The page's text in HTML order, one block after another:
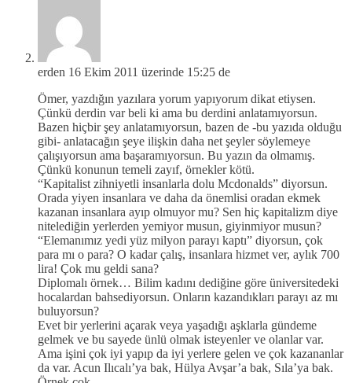
erden 16 Ekim 2011 üzerinde 15:25 de
Ömer, yazdığın yazılara yorum yapıyorum dikat etiysen.
Çünkü derdin var beli ki ama bu derdini anlatamıyorsun.
Bazen hiçbir şey anlatamıyorsun, bazen de -bu yazıda olduğu
gibi- anlatacağın şeye ilişkin daha net şeyler söylemeye
çalışıyorsun ama başaramıyorsun. Bu yazın da olmamış.
Çünkü konunun temeli zayıf, örnekler kötü.
“Kapitalist zihniyetli insanlarla dolu Mcdonalds” diyorsun.
Orada yiyen insanlara ve daha da önemlisi oradan ekmek
kazanan insanlara ayıp olmuyor mu? Sen hiç kapitalizm diye
nitelediğin yerlerden yemiyor musun, giyinmiyor musun?
“Elemanımız yedi yüz milyon parayı kaptı” diyorsun, çok
para mı o para? O kadar çalış, insanlara hizmet ver, aylık 700
lira! Çok mu geldi sana?
Diplomalı örnek… Bilim kadını dediğine göre üniversitedeki
hocalardan bahsediyorsun. Onların kazandıkları parayı az mı
buluyorsun?
Evet bir yerlerini açarak veya yaşadığı aşklarla gündeme
gelmek ve bu sayede ünlü olmak isteyenler ve olanlar var.
Ama işini çok iyi yapıp da iyi yerlere gelen ve çok kazananlar
da var. Acun Ilıcalı’ya bak, Hülya Avşar’a bak, Sıla’ya bak.